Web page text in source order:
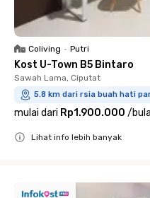
Coliving • Putri
Kost U-Town B5 Bintaro
Sawah Lama, Ciputat
5.8 km dari rsia buah hati
mulai dari Rp1.900.000 /
Lihat info lebih banyak